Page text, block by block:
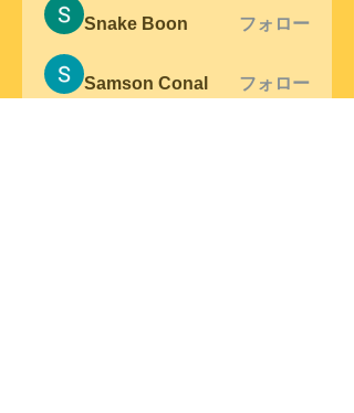
Snake Boon フォロー
Samson Conal フォロー